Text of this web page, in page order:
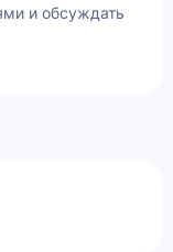
и обсуждать